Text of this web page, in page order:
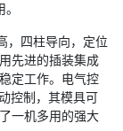
，四柱导向，定位
先进的插装集成
定工作。电气控
控制，其模具可
一机多用的强大